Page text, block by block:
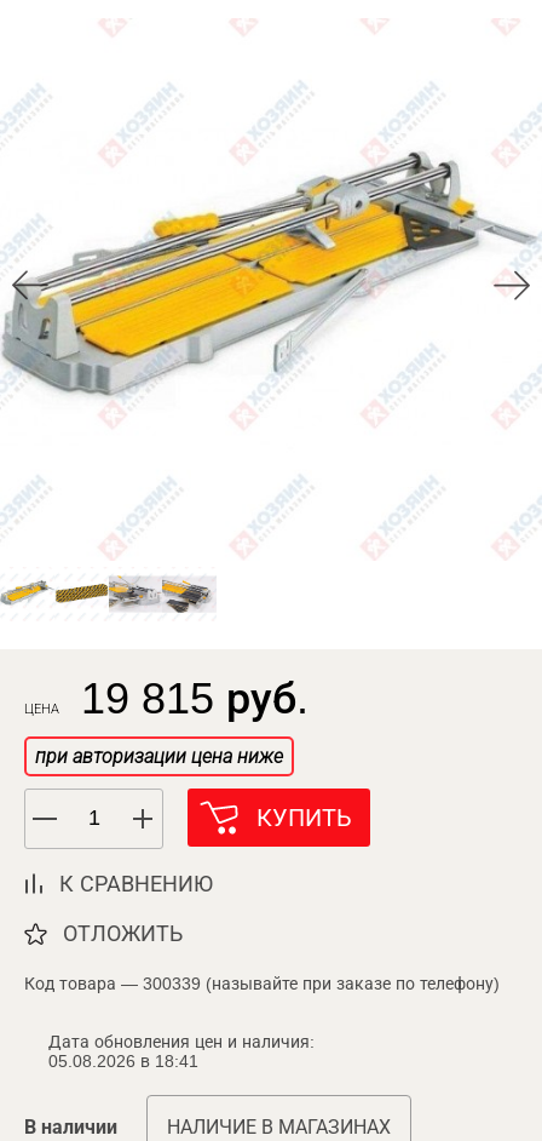
ЦЕНА 19 815 руб.
при авторизации цена ниже
КУПИТЬ
К СРАВНЕНИЮ
ОТЛОЖИТЬ
Код товара — 300339 (называйте при заказе по телефону)
Дата обновления цен и наличия:
05.08.2026 в 18:41
В наличии НАЛИЧИЕ В МАГАЗИНАХ